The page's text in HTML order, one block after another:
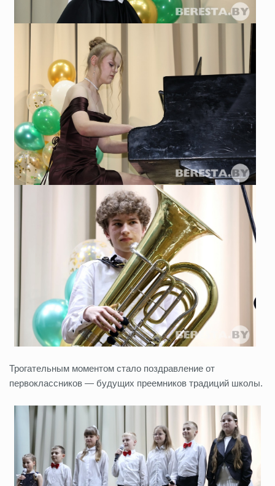
Трогательным моментом стало поздравление от
первоклассников — будущих преемников традиций школы.